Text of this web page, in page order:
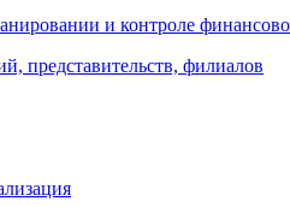
и контроле
представительств, филиалов